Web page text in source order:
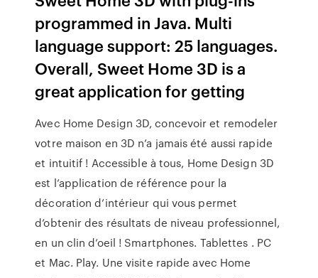
programmed in Java. Multi
language support: 25 languages.
Overall, Sweet Home 3D is a
great application for getting
Avec Home Design 3D, concevoir et remodeler
votre maison en 3D n’a jamais été aussi rapide
et intuitif ! Accessible à tous, Home Design 3D
est l’application de référence pour la
décoration d’intérieur qui vous permet
d’obtenir des résultats de niveau professionnel,
en un clin d’oeil ! Smartphones. Tablettes . PC
et Mac. Play. Une visite rapide avec Home